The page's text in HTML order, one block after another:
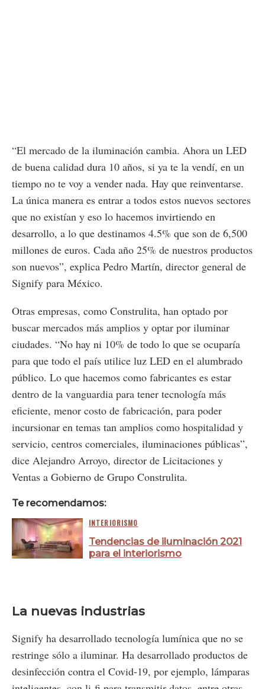
“El mercado de la iluminación cambia. Ahora un LED
de buena calidad dura 10 años, si ya te la vendí, en un
tiempo no te voy a vender nada. Hay que reinventarse.
La única manera es entrar a todos estos nuevos sectores
que no existían y eso lo hacemos invirtiendo en
desarrollo, a lo que destinamos 4.5% que son de 6,500
millones de euros. Cada año 25% de nuestros productos
son nuevos”, explica Pedro Martín, director general de
Signify para México.
Otras empresas, como Construlita, han optado por
buscar mercados más amplios y optar por iluminar
ciudades. “No hay ni 10% de todo lo que se ocuparía
para que todo el país utilice luz LED en el alumbrado
público. Lo que hacemos como fabricantes es estar
dentro de la vanguardia para tener tecnología más
eficiente, menor costo de fabricación, para poder
incursionar en temas tan amplios como hospitalidad y
servicio, centros comerciales, iluminaciones públicas”,
dice Alejandro Arroyo, director de Licitaciones y
Ventas a Gobierno de Grupo Construlita.
Te recomendamos:
INTERIORISMO
Tendencias de iluminación 2021
para el interiorismo
La nuevas industrias
Signify ha desarrollado tecnología lumínica que no se
restringe sólo a iluminar. Ha desarrollado productos de
desinfección contra el Covid-19, por ejemplo, lámparas